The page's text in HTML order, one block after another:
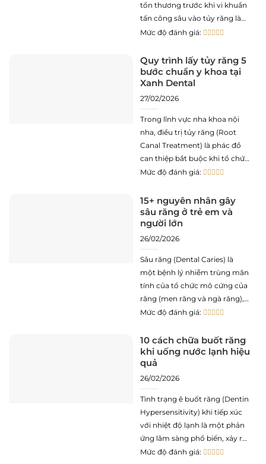
tổn thương trước khi vi khuẩn
tấn công sâu vào tủy răng là
vấn đề quan trọng trong việc
miệng. Nhiều người thường có
thói quen chỉ tìm đến bác
Mức độ đánh giá:
Quy trình lấy tủy răng 5
bước chuẩn y khoa tại
Xanh Dental
27/02/2026
Trong lĩnh vực nha khoa nội
nha, điều trị tủy răng (Root
Canal Treatment) là phác đồ
can thiệp bắt buộc khi tổ chức
tủy răng bị viêm nhiễm, tổn
cốt lõi của thủ thuật này là loại
bỏ triệt để các tác nhân
Mức độ đánh giá:
15+ nguyên nhân gây
sâu răng ở trẻ em và
người lớn
26/02/2026
Sâu răng (Dental Caries) là
một bệnh lý nhiễm trùng mãn
tính của tổ chức mô cứng của
răng (men răng và ngà răng),
đặc trưng bởi sự hòa tan các
phá hủy các thành phần hữu
cơ. Theo số liệu thống kê lâm
sàng
Mức độ đánh giá:
10 cách chữa buốt răng
khi uống nước lạnh hiệu
quả
26/02/2026
Tình trạng ê buốt răng (Dentin
Hypersensitivity) khi tiếp xúc
với nhiệt độ lạnh là một phản
ứng lâm sàng phổ biến, xảy ra
khi lớp men răng bảo vệ bị suy
Mức độ đánh giá: